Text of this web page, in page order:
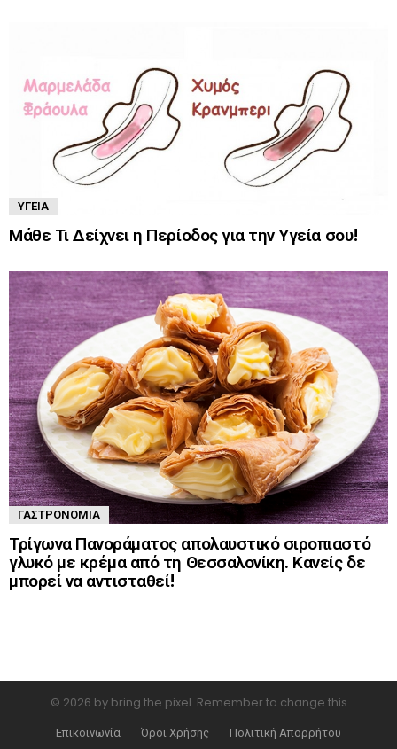
ΥΓΕΊΑ
Μάθε Τι Δείχνει η Περίοδος για την Υγεία σου!
ΓΑΣΤΡΟΝΟΜΊΑ
Τρίγωνα Πανοράματος απολαυστικό σιροπιαστό
γλυκό με κρέμα από τη Θεσσαλονίκη. Κανείς δε
μπορεί να αντισταθεί!
© 2026 by bring the pixel. Remember to change this
Επικοινωνία
Όροι Χρήσης Πολιτική Απορρήτου